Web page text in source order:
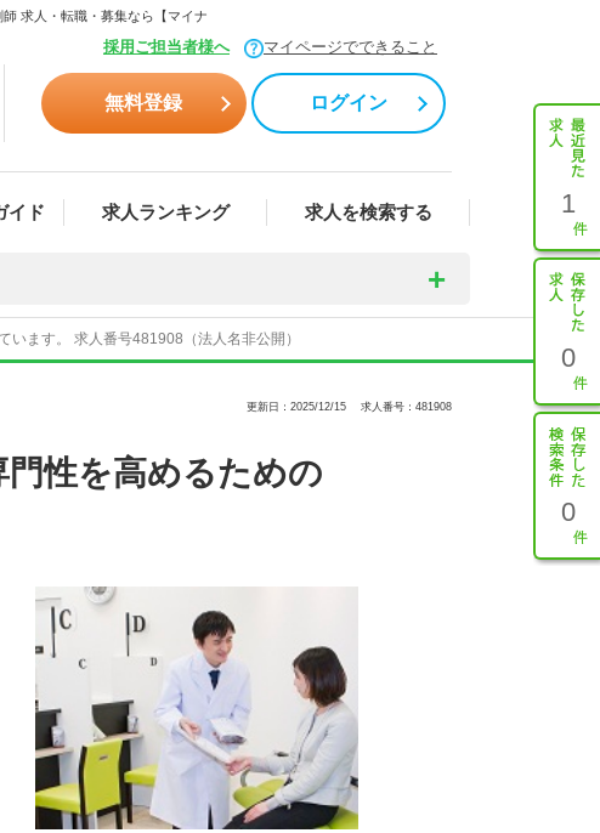
求人・転職・募集なら【マイナ
採用ご担当者様へ マイページでできること
無料登録 ログイン
イド 求人ランキング 求人を検索する 1
0
0
ます。 求人番号481908（法人名非公開）
更新日：2025/12/15 求人番号：481908
性を高めるための